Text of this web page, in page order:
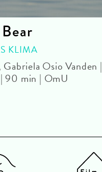
KLIMA
Gabriela Osio Vanden |
90 min | OmU